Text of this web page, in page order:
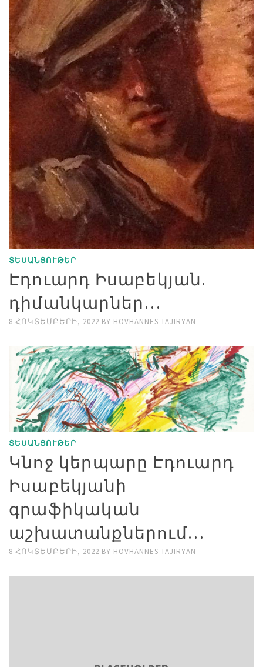
ՏԵՍԱՆՅՈՒԹԵՐ
Էդուարդ Իսաբեկյան.
դիմանկարներ…
8 ՀՈԿՏԵՄԲԵՐԻ, 2022 BY HOVHANNES TAJIRYAN
ՏԵՍԱՆՅՈՒԹԵՐ
Կնոջ կերպարը Էդուարդ
Իսաբեկյանի
գրաֆիկական
աշխատանքներում…
8 ՀՈԿՏԵՄԲԵՐԻ, 2022 BY HOVHANNES TAJIRYAN